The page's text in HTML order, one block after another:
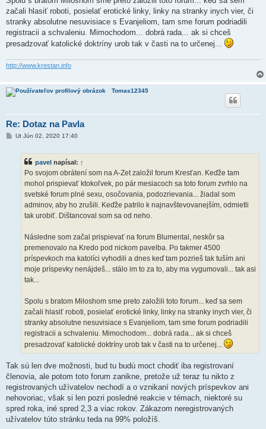
začali hlasiť roboti, posielať erotické linky, linky na stranky inych vier, či
stranky absolutne nesuvisiace s Evanjeliom, tam sme forum podriadili
registracii a schvaleniu. Mimochodom... dobrá rada... ak si chceš
presadzovať katolické doktríny urob tak v časti na to určenej...
http://www.krestan.info
Tomas12345
Re: Dotaz na Pavla
PUt Jún 02, 2020 17:40
pavel napísal: ↑
Po svojom obrátení som na A-Zet založil forum Kresťan. Keďže tam
mohol prispievať ktokoľvek, po pár mesiacoch sa toto forum zvrhlo na
svetské forum plné sexu, osočovania, podozrievania... žiadal som
adminov, aby ho zrušili. Keďže patrilo k najnavštevovanejším, odmietli
tak urobiť. Dištancoval som sa od neho.
Následne som začal prispievať na forum Blumental, neskôr sa
premenovalo na Kredo pod nickom pavelba. Po takmer 4500
príspevkoch ma katolíci vyhodili a dnes keď tam pozrieš tak tuším ani
moje príspevky nenájdeš... stálo im to za to, aby ma vygumovali... tak asi
tak...
Spolu s bratom Miloshom sme preto založili toto forum... keď sa sem
začali hlasiť roboti, posielať erotické linky, linky na stranky inych vier, či
stranky absolutne nesuvisiace s Evanjeliom, tam sme forum podriadili
registracii a schvaleniu. Mimochodom... dobrá rada... ak si chceš
presadzovať katolické doktríny urob tak v časti na to určenej...
Tak sú len dve možnosti, bud tu budú moct chodiť iba registrovaní
členovia, ale potom toto forum zanikne, pretože už teraz tu nikto z
registrovaných užívatelov nechodí a o vznikaní nových príspevkov ani
nehovoriac, však si len pozri posledné reakcie v témach, niektoré su
spred roka, iné spred 2,3 a viac rokov. Zákazom neregistrovaných
užívatelov túto stránku teda na 99% položíš.